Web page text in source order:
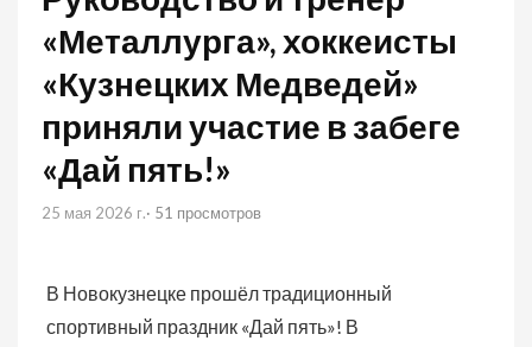
«Металлурга», хоккеисты
«Кузнецких Медведей»
приняли участие в забеге
«Дай пять!»
25 мая 2026 г.· 51 просмотров
В Новокузнецке прошёл традиционный
спортивный праздник «Дай пять»! В